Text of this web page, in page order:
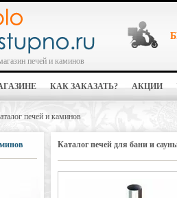
печей и каминов
КАК ЗАКАЗАТЬ? АКЦИИ
печей и каминов
Каталог печей для бани и